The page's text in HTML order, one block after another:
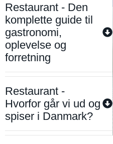
Restaurant - Den
komplette guide til
gastronomi,
oplevelse og
forretning
Restaurant -
Hvorfor går vi ud og
spiser i Danmark?